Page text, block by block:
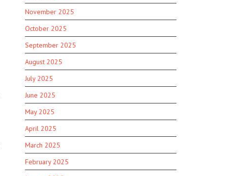
November 2025
October 2025
September 2025
August 2025
July 2025
June 2025
May 2025
April 2025
March 2025
February 2025